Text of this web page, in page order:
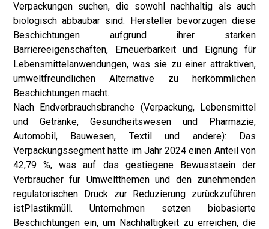
Verpackungen suchen, die sowohl nachhaltig als auch
biologisch abbaubar sind. Hersteller bevorzugen diese
Beschichtungen aufgrund ihrer starken
Barriereeigenschaften, Erneuerbarkeit und Eignung für
Lebensmittelanwendungen, was sie zu einer attraktiven,
umweltfreundlichen Alternative zu herkömmlichen
Beschichtungen macht.
Nach Endverbrauchsbranche (Verpackung, Lebensmittel
und Getränke, Gesundheitswesen und Pharmazie,
Automobil, Bauwesen, Textil und andere): Das
Verpackungssegment hatte im Jahr 2024 einen Anteil von
42,79 %, was auf das gestiegene Bewusstsein der
Verbraucher für Umweltthemen und den zunehmenden
regulatorischen Druck zur Reduzierung zurückzuführen
istPlastikmüll. Unternehmen setzen biobasierte
Beschichtungen ein, um Nachhaltigkeit zu erreichen, die